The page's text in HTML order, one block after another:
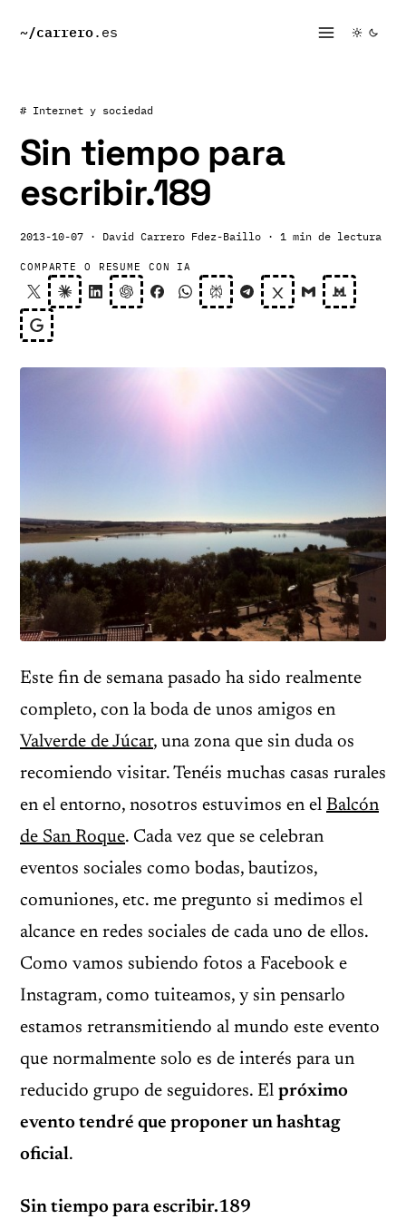
~/carrero.es
# Internet y sociedad
Sin tiempo para
escribir.189
2013-10-07 · David Carrero Fdez-Baillo · 1 min de lectura
COMPARTE O RESUME CON IA
Este fin de semana pasado ha sido realmente
completo, con la boda de unos amigos en
Valverde de Júcar, una zona que sin duda os
recomiendo visitar. Tenéis muchas casas rurales
en el entorno, nosotros estuvimos en el Balcón
de San Roque. Cada vez que se celebran
eventos sociales como bodas, bautizos,
comuniones, etc. me pregunto si medimos el
alcance en redes sociales de cada uno de ellos.
Como vamos subiendo fotos a Facebook e
Instagram, como tuiteamos, y sin pensarlo
estamos retransmitiendo al mundo este evento
que normalmente solo es de interés para un
reducido grupo de seguidores. El próximo
evento tendré que proponer un hashtag
oficial.
Sin tiempo para escribir.189